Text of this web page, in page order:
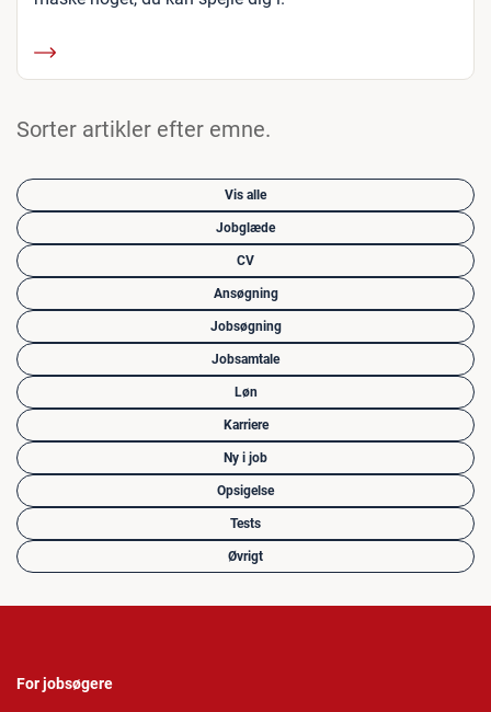
Sorter artikler efter emne.
Vis alle
Jobglæde
CV
Ansøgning
Jobsøgning
Jobsamtale
Løn
Karriere
Ny i job
Opsigelse
Tests
Øvrigt
For jobsøgere